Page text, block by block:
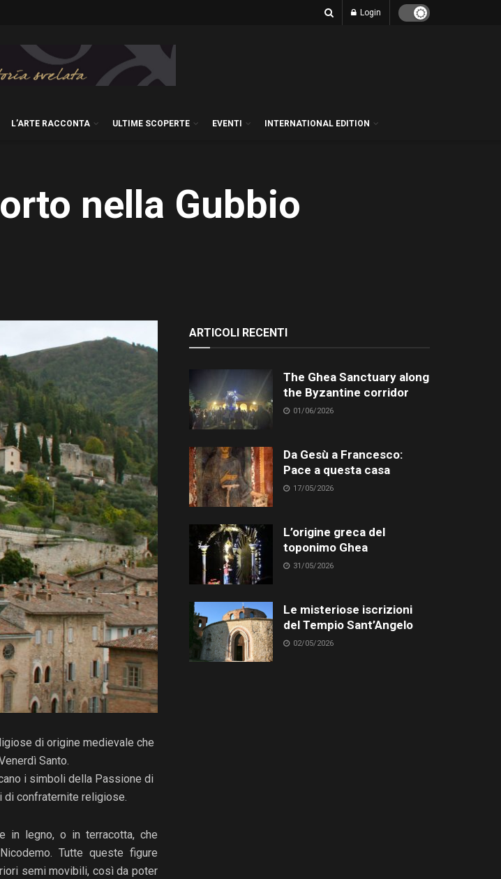
Login
L’ARTE RACCONTA ULTIME SCOPERTE EVENTI INTERNATIONAL EDITION
nella Gubbio
di origine medievale che
Santo.
i simboli della Passione di
di confraternite religiose.
in legno, o in terracotta, che
Tutte queste figure
semi movibili, così da poter
ARTICOLI RECENTI
The Ghea Sanctuary along
the Byzantine corridor
01/06/2026
Da Gesù a Francesco:
Pace a questa casa
17/05/2026
L’origine greca del
toponimo Ghea
31/05/2026
Le misteriose iscrizioni
del Tempio Sant’Angelo
02/05/2026